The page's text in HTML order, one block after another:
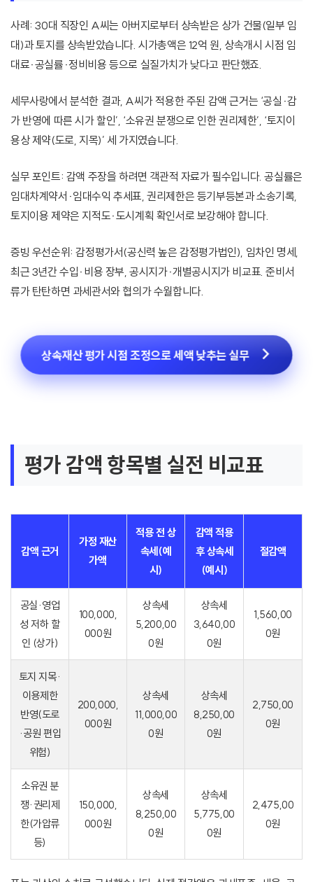
사례: 30대 직장인 A씨는 아버지로부터 상속받은 상가 건물(일부 임
대)과 토지를 상속받았습니다. 시가총액은 12억 원, 상속개시 시점 임
대료·공실률·정비비용 등으로 실질가치가 낮다고 판단했죠.
세무사랑에서 분석한 결과, A씨가 적용한 주된 감액 근거는 ‘공실·감
가 반영에 따른 시가 할인’, ‘소유권 분쟁으로 인한 권리제한’, ‘토지이
용상 제약(도로, 지목)’ 세 가지였습니다.
실무 포인트: 감액 주장을 하려면 객관적 자료가 필수입니다. 공실률은
임대차계약서·임대수익 추세표, 권리제한은 등기부등본과 소송기록,
토지이용 제약은 지적도·도시계획 확인서로 보강해야 합니다.
증빙 우선순위: 감정평가서(공신력 높은 감정평가법인), 임차인 명세,
최근 3년간 수입·비용 장부, 공시지가·개별공시지가 비교표. 준비서
류가 탄탄하면 과세관서와 협의가 수월합니다.
상속재산 평가 시점 조정으로 세액 낮추는 실무
평가 감액 항목별 실전 비교표
감액 근거
가정 재산
가액
적용 전 상
속세(예
시)
감액 적용
후 상속세
(예시)
절감액
공실·영업
성 저하 할
인 (상가)
100,000,
000원
상속세
5,200,00
0원
상속세
3,640,00
0원
1,560,00
0원
토지 지목·
이용제한
반영(도로
·공원 편입
위험)
200,000,
000원
상속세
11,000,00
0원
상속세
8,250,00
0원
2,750,00
0원
소유권 분
쟁·권리제
한(가압류
등)
150,000,
000원
상속세
8,250,00
0원
상속세
5,775,00
0원
2,475,00
0원